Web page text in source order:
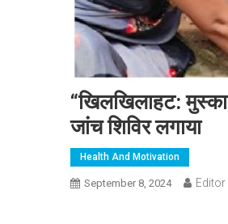
“खिलखिलाहट:
जांच शिविर लगाया
Health And Motivation
September 8, 2024 Editor